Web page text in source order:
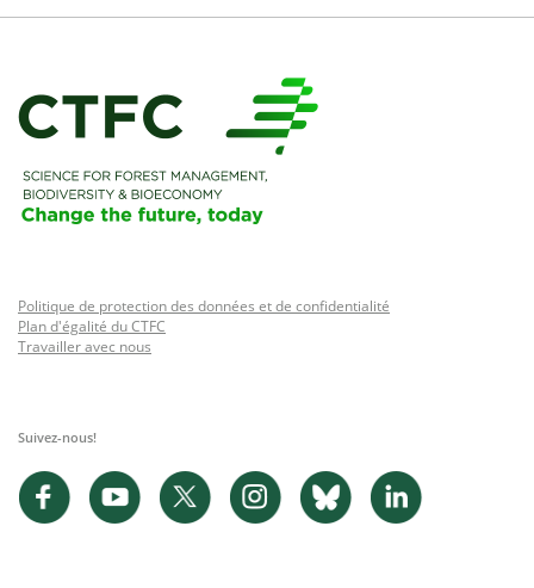
Politique de protection des données et de confidentialité
Plan d'égalité du CTFC
Travailler avec nous
Suivez-nous!